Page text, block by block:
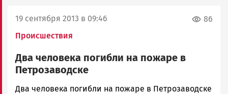
19 сентября 2013 в 09:46
Происшествия
86
Два человека погибли на пожаре в
Петрозаводске
admintimur
Два человека погибли на пожаре в Петрозаводске